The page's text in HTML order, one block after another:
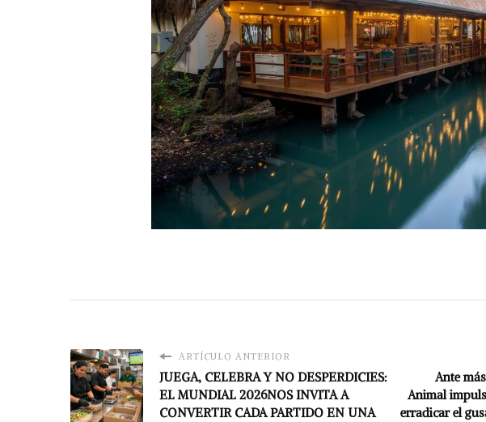
ARTÍCULO ANTERIOR
JUEGA, CELEBRA Y NO DESPERDICIES:
EL MUNDIAL 2026NOS INVITA A
CONVERTIR CADA PARTIDO EN UNA
Ante
Animal
erradicar el